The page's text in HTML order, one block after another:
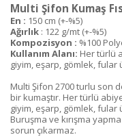
Multi Şifon Kumaş
En : 150 cm (+-%5)
Ağırlık : 122 g/mt (+-%5)
Kompozisyon : %100
Kullanım Alanı: Her türlü
giyim, eşarp, gömlek,
Multi Şifon 2700 turlu son
bir kumaştır. Her türlü
giyim, eşarp, gömlek,
Buruşma ve kırışma
sorun çıkarmaz.